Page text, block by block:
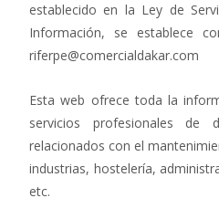
establecido en la Ley de
Información, se establece
riferpe@comercialdakar.com
Esta web ofrece toda la
servicios profesionales de
relacionados con el
industrias, hostelería,
etc.